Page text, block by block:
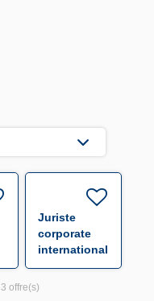
Juriste
corporate
international
F/H
3 offre(s)